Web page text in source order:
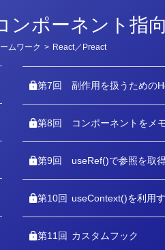
ンポーネント指
ムワーク > React／Preact
第7回 副作用を扱うための
第8回 コンポーネントをメ
第9回 useRef()で参照を取
第10回 useContext()を利用
第11回 カスタムフック